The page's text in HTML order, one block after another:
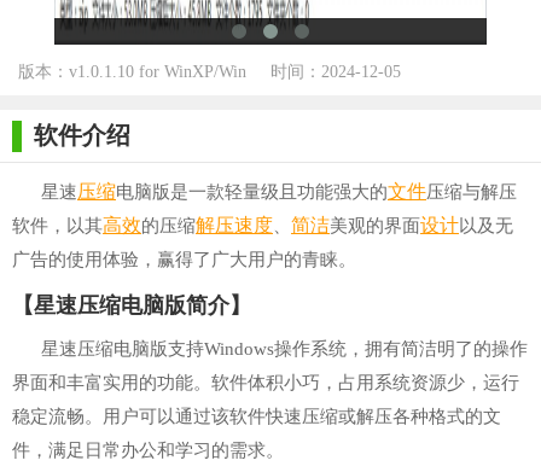
版本：v1.0.1.10 for WinXP/Win
时间：2024-12-05
软件介绍
星速压缩电脑版是一款轻量级且功能强大的文件压缩与解压
软件，以其高效的压缩解压速度 简洁美观的界面设计以及无
广告的使用体验，赢得了广大用户的青睐。
【星速压缩电脑版简介】
星速压缩电脑版支持Windows操作系统，拥有简洁明了的操作
界面和丰富实用的功能。软件体积小巧，占用系统资源少，运行
稳定流畅。用户可以通过该软件快速压缩或解压各种格式的文
件，满足日常办公和学习的需求。